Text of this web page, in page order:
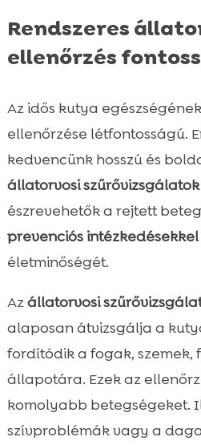
Rendszeres
ellenőrzés
Az idős kutya
ellenőrzése létfontosságú.
kedvencünk hosszú és
állatorvosi szűrővizsgálatok
észrevehetők a rejtett
prevenciós intézkedésekkel
életminőségét.
Azállatorvosi
alaposan átvizsgálja a
fordítódik a fogak, szemek,
állapotára. Ezek az
komolyabb betegségeket.
szívproblémák vagy a